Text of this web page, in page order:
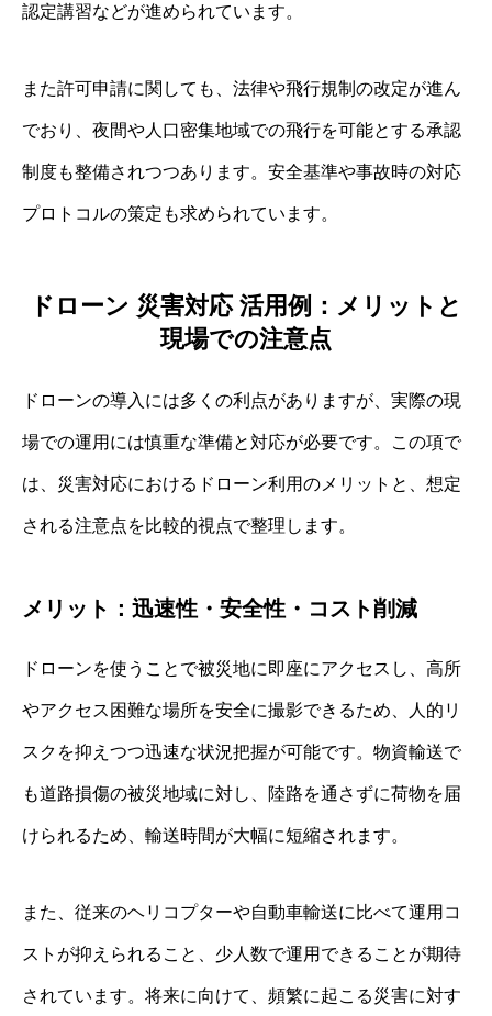
認定講習などが進められています。
また許可申請に関しても、法律や飛行規制の改定が進ん
でおり、夜間や人口密集地域での飛行を可能とする承認
制度も整備されつつあります。安全基準や事故時の対応
プロトコルの策定も求められています。
ドローン 災害対応 活用例：メリットと
現場での注意点
ドローンの導入には多くの利点がありますが、実際の現
場での運用には慎重な準備と対応が必要です。この項で
は、災害対応におけるドローン利用のメリットと、想定
される注意点を比較的視点で整理します。
メリット：迅速性・安全性・コスト削減
ドローンを使うことで被災地に即座にアクセスし、高所
やアクセス困難な場所を安全に撮影できるため、人的リ
スクを抑えつつ迅速な状況把握が可能です。物資輸送で
も道路損傷の被災地域に対し、陸路を通さずに荷物を届
けられるため、輸送時間が大幅に短縮されます。
また、従来のヘリコプターや自動車輸送に比べて運用コ
ストが抑えられること、少人数で運用できることが期待
されています。将来に向けて、頻繁に起こる災害に対す